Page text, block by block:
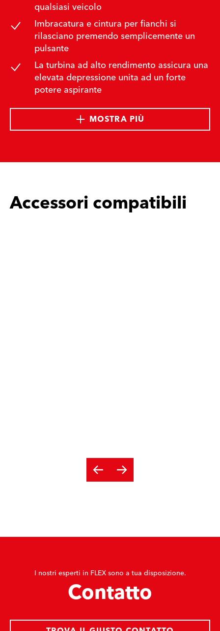
qualsiasi veicolo
Imbracatura e cintura per fianchi si
rilasciano premendo semplicemente un
pulsante
La turbina ad alto rendimento assicura una
elevata depressione unita ad un forte
potere aspirante
MOSTRA PIÙ
Accessori compatibili
I nostri esperti in FLEX sono a tua disposizione.
Contatto